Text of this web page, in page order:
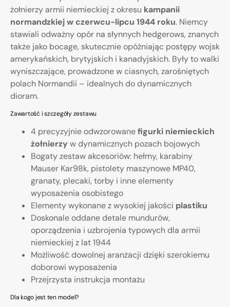
żołnierzy armii niemieckiej z okresu kampanii
normandzkiej w czerwcu-lipcu 1944 roku. Niemcy
stawiali odważny opór na słynnych hedgerows, znanych
także jako bocage, skutecznie opóźniając postępy wojsk
amerykańskich, brytyjskich i kanadyjskich. Były to walki
wyniszczające, prowadzone w ciasnych, zarośniętych
polach Normandii – idealnych do dynamicznych
dioram.
Zawartość i szczegóły zestawu
4 precyzyjnie odwzorowanefigurki niemieckich
żołnierzy w dynamicznych pozach bojowych
Bogaty zestaw akcesoriów: hełmy, karabiny
Mauser Kar98k, pistolety maszynowe MP40,
granaty, plecaki, torby i inne elementy
wyposażenia osobistego
Elementy wykonane z wysokiej jakości plastiku
Doskonale oddane detale mundurów,
oporządzenia i uzbrojenia typowych dla armii
niemieckiej z lat 1944
Możliwość dowolnej aranżacji dzięki szerokiemu
doborowi wyposażenia
Przejrzysta instrukcja montażu
Dla kogo jest ten model?